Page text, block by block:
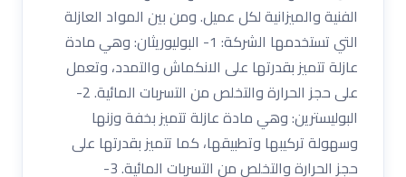
الفنية والميزانية لكل عميل. ومن بين المواد العازلة
التي تستخدمها الشركة: 1- البوليوريثان: وهي مادة
عازلة تتميز بقدرتها على الانكماش والتمدد، وتعمل
على حجز الحرارة والتخلص من التسربات المائية. 2-
البوليسترين: وهي مادة عازلة تتميز بخفة وزنها
وسهولة تركيبها وتطبيقها، كما تتميز بقدرتها على
حجز الحرارة والتخلص من التسربات المائية. 3-